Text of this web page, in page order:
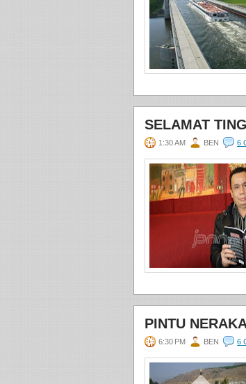
SELAMAT
1:30 AM BEN 6
PINTU
6:30 PM BEN 6